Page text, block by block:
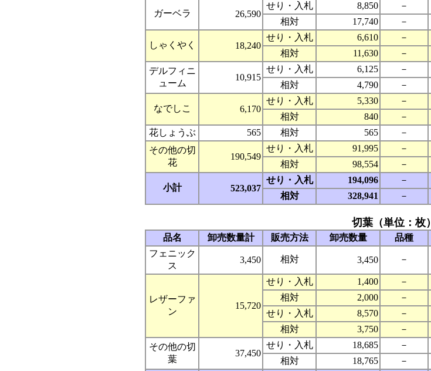
ガーベラ 26,590
せり・入札 8,850 －
相対
17,740 －
しゃくやく 18,240
せり・入札 6,610 －
相対
11,630 －
デルフィニ
ューム
10,915
せり・入札 6,125 －
相対
4,790 －
なでしこ 6,170
せり・入札 5,330 －
相対
840 －
花しょうぶ
565 相対 565 －
その他の切
花
190,549
せり・入札 91,995 －
相対
98,554 －
小計 523,037
せり・入札 194,096 －
相対
328,941 －
切葉（単位：枚）
品名 卸売数量計 販売方法 卸売数量 品種
フェニック
ス
3,450 相対 3,450 －
レザーファ
ン
15,720
せり・入札 1,400 －
相対
2,000 －
せり・入札
8,570 －
相対
3,750 －
その他の切
葉
37,450
せり・入札 18,685 －
相対
18,765 －